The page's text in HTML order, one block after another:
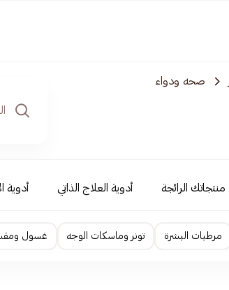
صحه ودواء
منتجاتك الرائجة أدوية العلاج الذاتي أدوية
مرطبات البشرة تونر وماسكات الوجه غسول